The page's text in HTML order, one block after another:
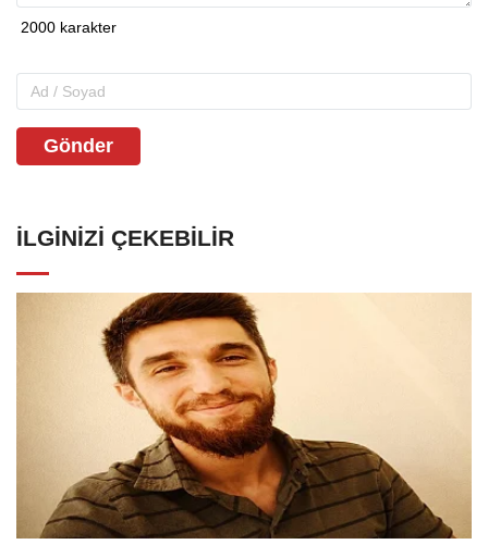
Gönder
İLGINIZI ÇEKEBILIR